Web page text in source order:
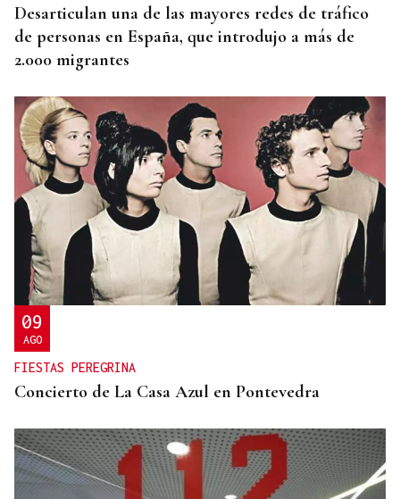
Desarticulan una de las mayores redes de tráfico
de personas en España, que introdujo a más de
2.000 migrantes
09
AGO
FIESTAS PEREGRINA
Concierto de La Casa Azul en Pontevedra